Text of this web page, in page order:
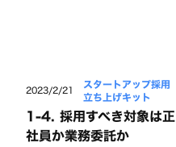
2023/2/21
スタートアップ採用
立ち上げキット
1-4. 採用すべき対象は正
社員か業務委託か